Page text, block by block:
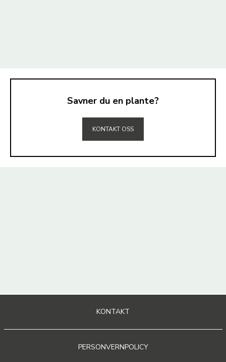
Savner du en plante?
KONTAKT OSS
KONTAKT
PERSONVERNPOLICY